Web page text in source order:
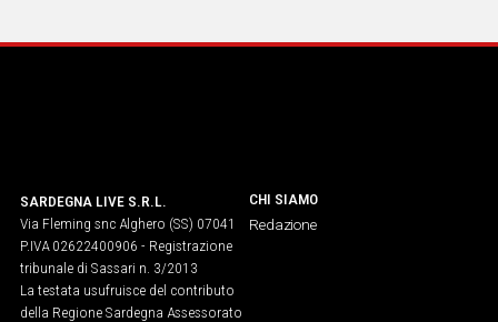
SARDEGNA LIVE S.R.L.
Via Fleming snc Alghero (SS) 07041
P.IVA 02622400906 - Registrazione
tribunale di Sassari n. 3/2013
La testata usufruisce del contributo
della Regione Sardegna Assessorato
CHI SIAMO
Redazione